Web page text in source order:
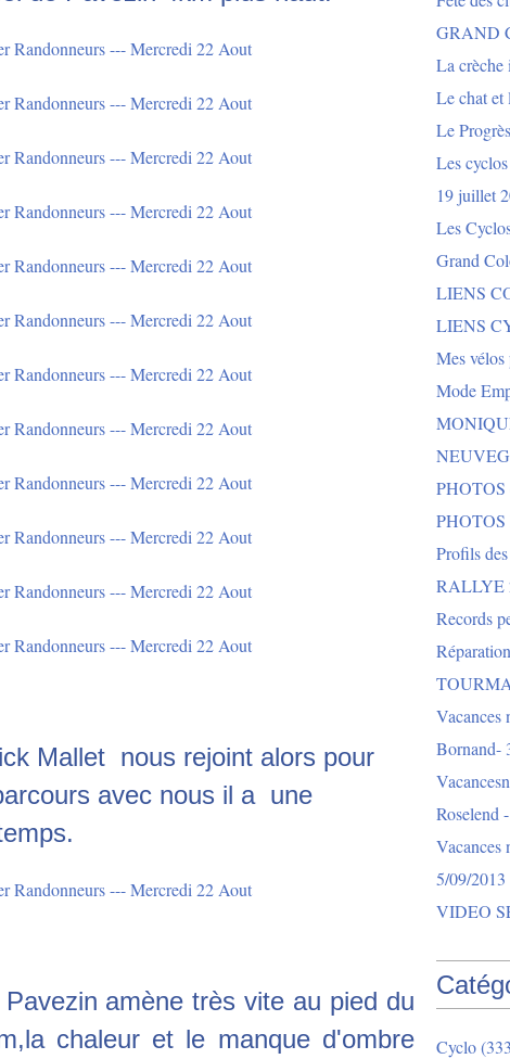
Mallet nous rejoint alors pour
avec nous il a une
amène très vite au pied du
chaleur et le manque d'ombre
GRAND
La crèche
Le chat et
Le
Les
19 juillet
Les
Grand
LIENS
LIENS
Mes vélos
Mode
PHOTOS
Profils
RALLYE
Records
Vacances
Bornand-
Roselend
Vacances
5/09/2013
VIDEO
Cyclo